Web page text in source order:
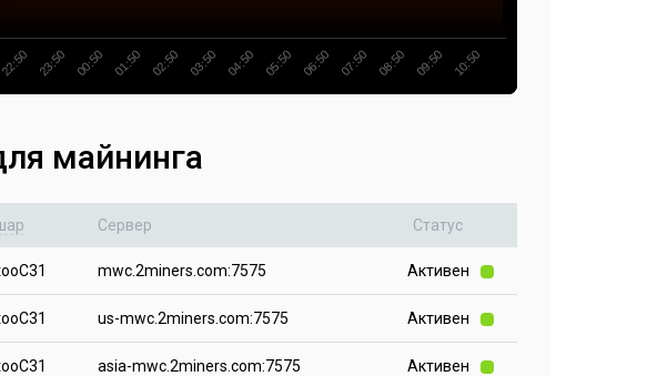
22:50 23:50 00:50 01:50 02:50 03:50 04:50 05:50 06:50 07:50 08:50 09:50 10:50
майнинга
Сервер Статус
mwc.2miners.com:7575 Активен
us-mwc.2miners.com:7575 Активен
asia-mwc.2miners.com:7575 Активен